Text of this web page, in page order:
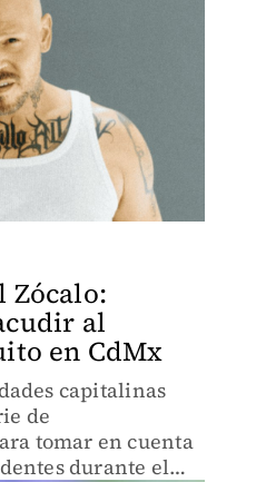
Zócalo:
al
en CdMx
capitalinas
de
tomar en cuenta
durante el